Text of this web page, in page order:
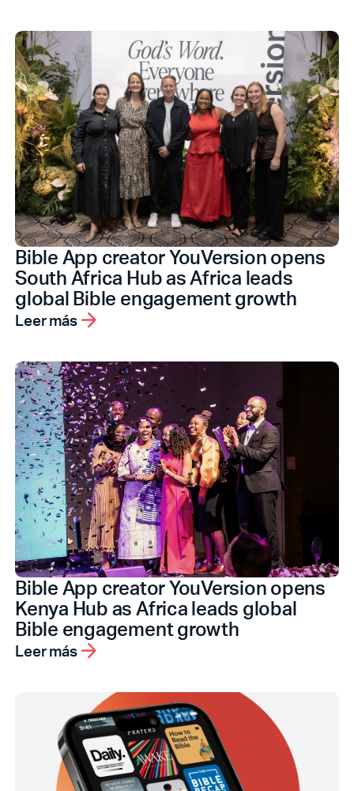
Bible App creator YouVersion opens
South Africa Hub as Africa leads
global Bible engagement growth
Leer más
Bible App creator YouVersion opens
Kenya Hub as Africa leads global
Bible engagement growth
Leer más